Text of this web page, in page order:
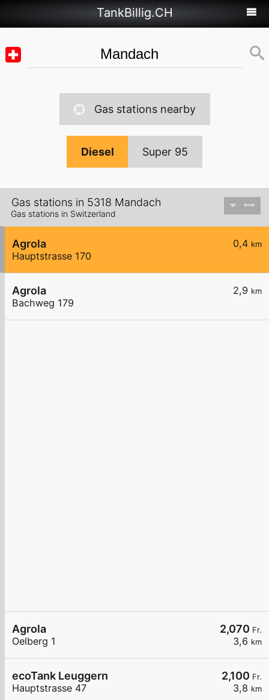
TankBillig.CH
Gas stations nearby
Diesel Super 95
Gas stations in 5318 Mandach
Gas stations in Switzerland
0,4 km
Agrola
Hauptstrasse 170
2,9 km
Agrola
Bachweg 179
2,070 Fr.
3,6 km
Agrola
Oelberg 1
2,100 Fr.
3,8 km
ecoTank Leuggern
Hauptstrasse 47